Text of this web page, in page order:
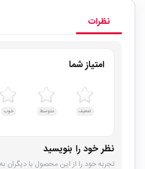
نظرات
امتیاز شما
ضعیف متوسط خوب
نظر خود را بنویسید
تجربه خود را از این محصول با دیگران